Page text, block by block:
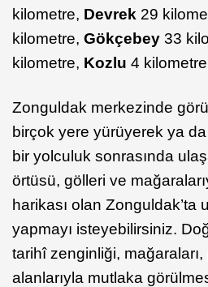
kilometre, Devrek 29
kilometre, Gökçebey 33
kilometre, Kozlu 4 kilometre
Zonguldak merkezinde
birçok yere yürüyerek ya
bir yolculuk sonrasında
örtüsü, gölleri ve
harikası olan Zonguldak’ta
yapmayı isteyebilirsiniz.
tarihî zenginliği, mağaraları,
alanlarıyla mutlaka